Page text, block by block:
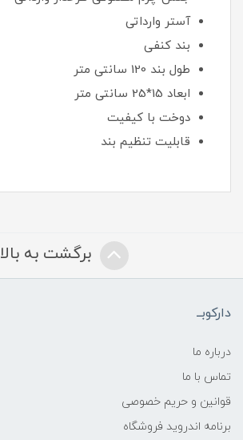
آستر وارداتی
بند کنفی
طول بند 120 سانتی متر
ابعاد 15*25 سانتی متر
دوخت با کیفیت
قابلیت تنظیم بند
برگشت به بالا
دارکوبــ
درباره ما
تماس با ما
قوانین و حریم خصوصی
برنامه اندروید فروشگاه